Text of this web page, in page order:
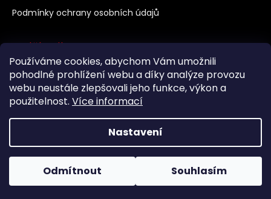
Používáme cookies, abychom Vám umožnili
pohodlné prohlížení webu a díky analýze provozu
webu neustále zlepšovali jeho funkce, výkon a
použitelnost. Více informací
Nastavení
Odmítnout Souhlasím
Podmínky ochrany osobních údajů
Další odkazy
Chilli a pěstování
Vaření
Jak správně psát chilli
Copyright 2026chillidoupe.cz. Všechna práva
vyhrazena.
Upravit nastavení cookies